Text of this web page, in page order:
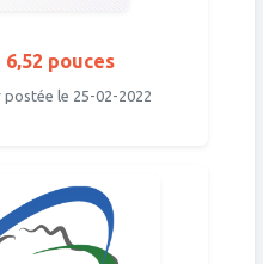
6,52 pouces
le 25-02-2022